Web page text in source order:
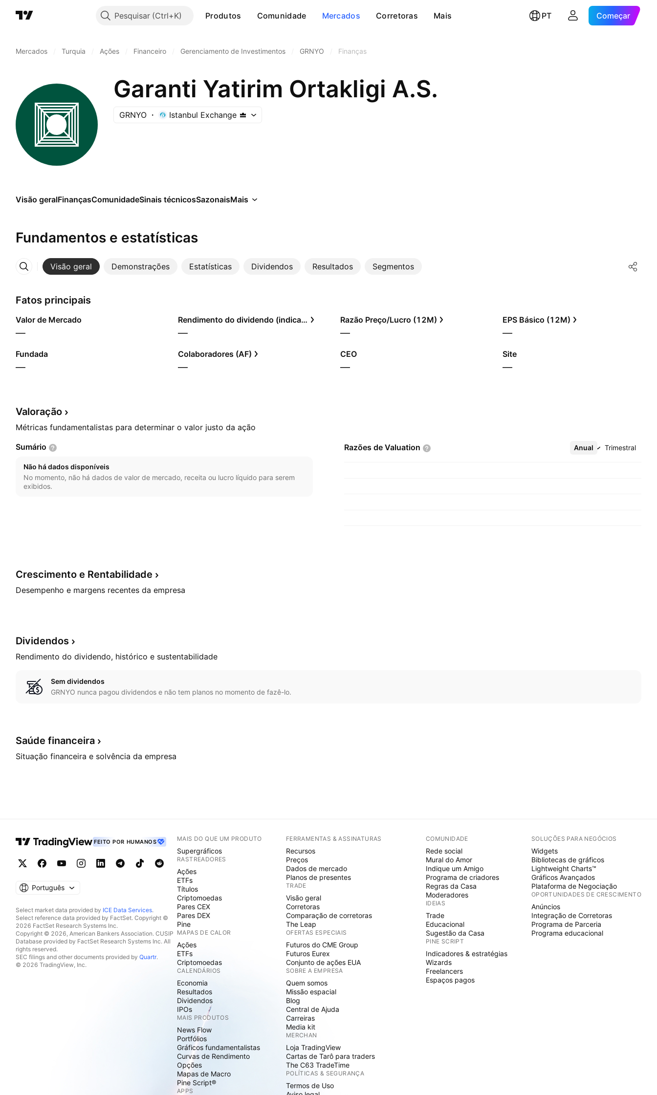
Pesquisar Produtos Comunidade Mercados Corretoras Mais PT Começar
Mercados Turquia Ações Financeiro Gerenciamento de Investimentos GRNYO Finanças
Garanti Yatirim Ortakligi A.S.
GRNYO Istanbul Exchange
Visão geralFinançasComunidadeSinais técnicosSazonaisMais
Fundamentos e estatísticas
Visão geral Demonstrações Estatísticas Dividendos Resultados Segmentos
Mais
Fatos principais
Valor de Mercado
—
Rendimento do dividendo (indicado)
—
Razão Preço/Lucro (12M)
—
EPS Básico (12M)
—
Fundada
—
Colaboradores (AF)
—
CEO
—
Site
—
Valoração
Métricas fundamentalistas para determinar o valor justo da ação
Sumário
Não há dados disponíveis
No momento, não há dados de valor de mercado, receita ou lucro líquido para serem
exibidos.
Razões de Valuation Anual Trimestral
Mais
Crescimento e Rentabilidade
Desempenho e margens recentes da empresa
Dividendos
Rendimento do dividendo, histórico e sustentabilidade
Sem dividendos
GRNYO nunca pagou dividendos e não tem planos no momento de fazê-lo.
Saúde financeira
Situação financeira e solvência da empresa
FEITO POR HUMANOS
Português
Select market data provided by ICE Data Services.
Select reference data provided by FactSet. Copyright ©
2026 FactSet Research Systems Inc.
Copyright © 2026, American Bankers Association. CUSIP
Database provided by FactSet Research Systems Inc. All
rights reserved.
SEC filings and other documents provided by Quartr.
© 2026 TradingView, Inc.
MAIS DO QUE UM PRODUTO
Supergráficos
RASTREADORES
Ações
ETFs
Títulos
Criptomoedas
Pares CEX
Pares DEX
Pine
MAPAS DE CALOR
Ações
ETFs
Criptomoedas
CALENDÁRIOS
Economia
Resultados
Dividendos
IPOs
MAIS PRODUTOS
News Flow
Portfólios
Gráficos fundamentalistas
Curvas de Rendimento
Opções
Mapas de Macro
Pine Script®
APPS
FERRAMENTAS & ASSINATURAS
Recursos
Preços
Dados de mercado
Planos de presentes
TRADE
Visão geral
Corretoras
Comparação de corretoras
The Leap
OFERTAS ESPECIAIS
Futuros do CME Group
Futuros Eurex
Conjunto de ações EUA
SOBRE A EMPRESA
Quem somos
Missão espacial
Blog
Central de Ajuda
Carreiras
Media kit
MERCHAN
Loja TradingView
Cartas de Tarô para traders
The C63 TradeTime
POLÍTICAS & SEGURANÇA
Termos de Uso
COMUNIDADE
Rede social
Mural do Amor
Indique um Amigo
Programa de criadores
Regras da Casa
Moderadores
IDEIAS
Trade
Educacional
Sugestão da Casa
PINE SCRIPT
Indicadores & estratégias
Wizards
Freelancers
Espaços pagos
SOLUÇÕES PARA NEGÓCIOS
Widgets
Bibliotecas de gráficos
Lightweight Charts™
Gráficos Avançados
Plataforma de Negociação
OPORTUNIDADES DE CRESCIMENTO
Anúncios
Integração de Corretoras
Programa de Parceria
Programa educacional